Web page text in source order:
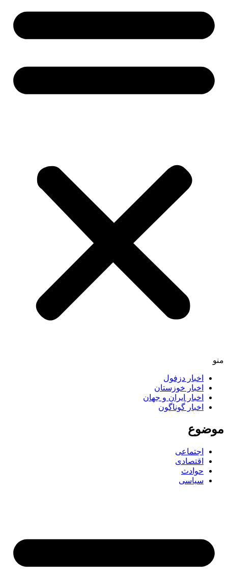
اخبار دزفول
اخبار خوزستان
اخبار ایران و جهان
اخبار گوناگون
اجتماعی
اقتصادی
حوادث
سیاسی